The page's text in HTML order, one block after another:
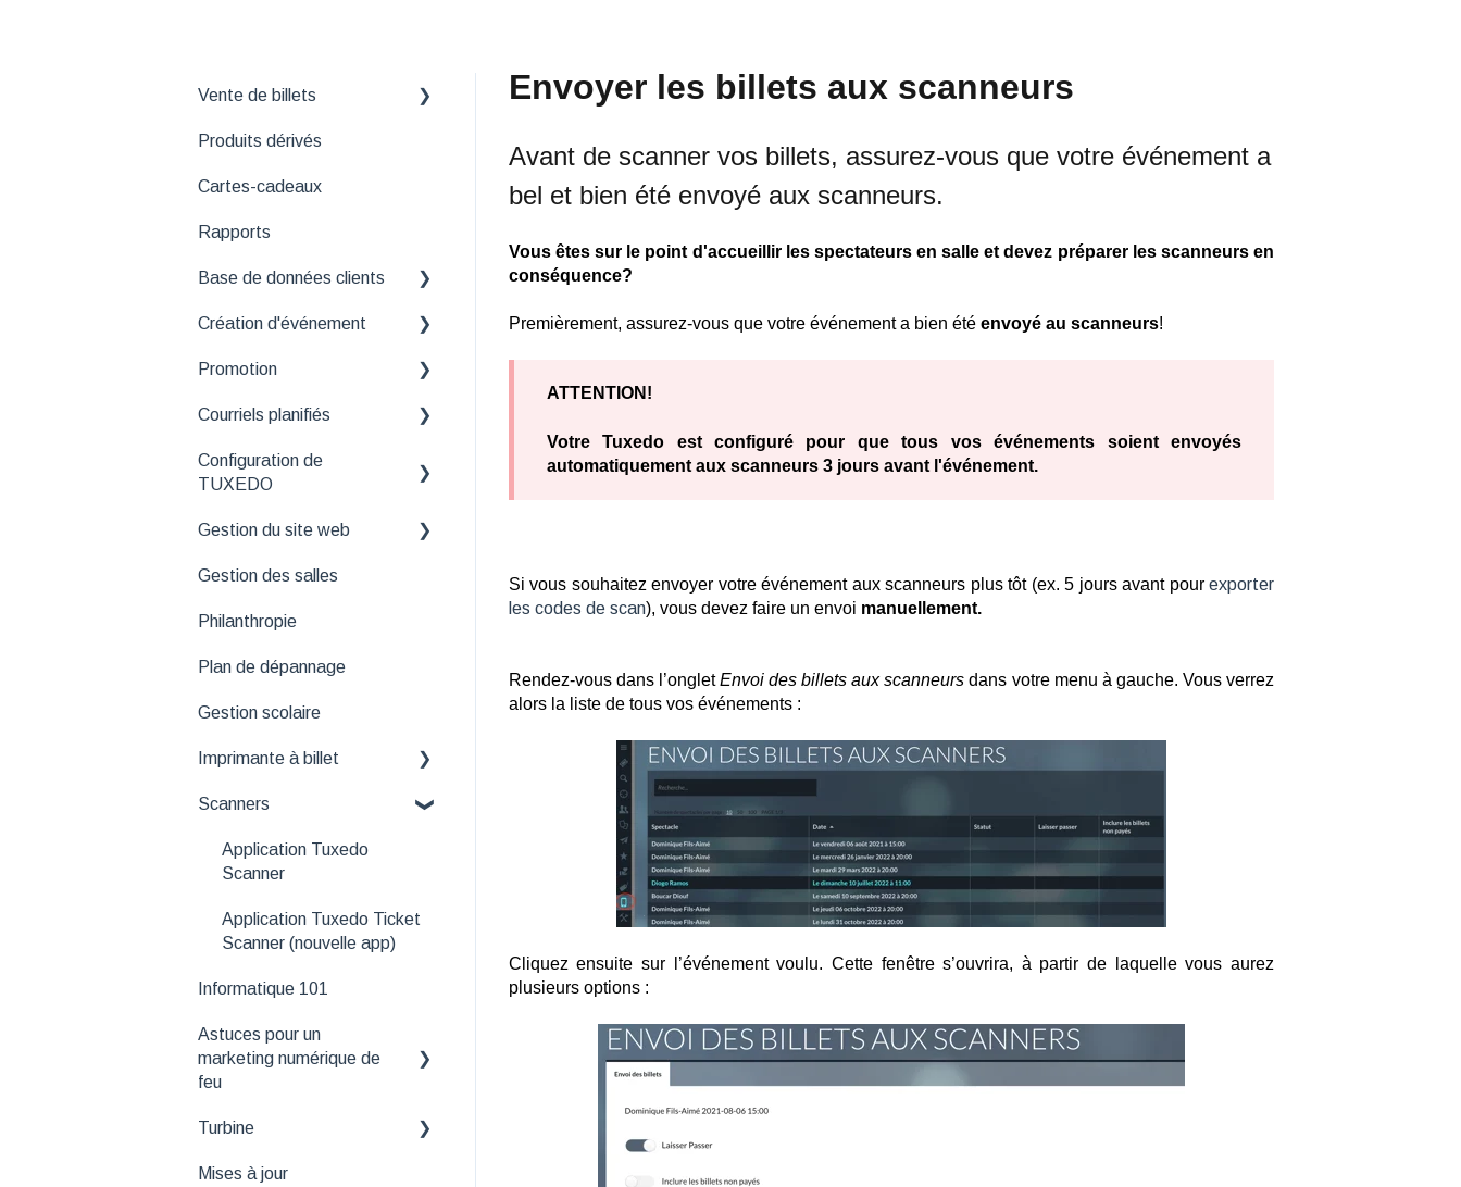
Envoyer les billets aux scanneurs
Avant de scanner vos billets, assurez-vous que votre événement a
bel et bien été envoyé aux scanneurs.
Vous êtes sur le point d'accueillir les spectateurs en salle et devez préparer les scanneurs en
conséquence?
Premièrement, assurez-vous que votre événement a bien été envoyé au scanneurs!
ATTENTION!
Votre Tuxedo est configuré pour que tous vos événements soient envoyés
automatiquement aux scanneurs 3 jours avant l'événement.
Si vous souhaitez envoyer votre événement aux scanneurs plus tôt (ex. 5 jours avant pour exporter
les codes de scan), vous devez faire un envoi manuellement.
Rendez-vous dans l’ongletEnvoi des billets aux scanneurs dans votre menu à gauche. Vous verrez
alors la liste de tous vos événements :
Cliquez ensuite sur l’événement voulu. Cette fenêtre s’ouvrira, à partir de laquelle vous aurez
plusieurs options :
Vente de billets
Comprendre les différentes
billets
Consultation et
remboursement
Impression de billets
Billet électronique et
confirmation d'achat
Émission de factures et de
web
Balance de caisse pour
Tuxedo
Procéder à une vente
Produits dérivés
Cartes-cadeaux
Rapports
Base de données clients
Nettoyage de base de
Création d'événement
Astuces et solutions aux
Canaux
Représentations
Prix
Lier sièges
Média
Métadonnées
Promotion
Bases
Recettes
Courriels planifiés
Courriels de rappel
Configuration de
TUXEDO
Usagers
Comptabilité
Gestion du site web
Bannières
Gestion des salles
Philanthropie
Plan de dépannage
Gestion scolaire
Imprimante à billet
Gestion des logos et
papier
Scanners
Application Tuxedo
Scanner
Application Tuxedo Ticket
Scanner (nouvelle app)
Informatique 101
Astuces pour un
marketing numérique de
feu
Outils de suivi
API
Turbine
Fonctionnalités
Mises à jour